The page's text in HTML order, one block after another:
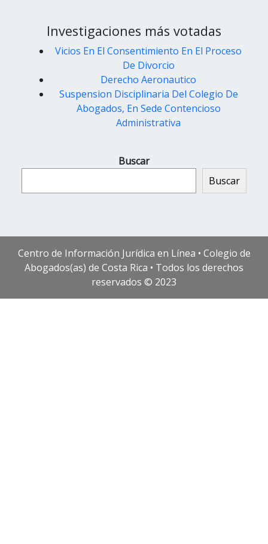
Investigaciones más votadas
Vicios En El Consentimiento En El Proceso
De Divorcio
Derecho Aeronautico
Suspension Disciplinaria Del Colegio De
Abogados, En Sede Contencioso
Administrativa
Buscar
Buscar
Centro de Información Jurídica en Línea • Colegio de
Abogados(as) de Costa Rica • Todos los derechos
reservados © 2023